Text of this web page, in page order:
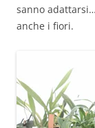
sanno
anche i fiori.